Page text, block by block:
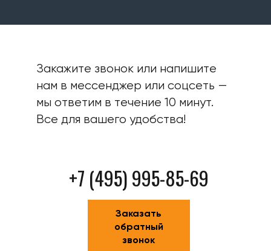
Закажите звонок или напишите
нам в мессенджер или соцсеть —
мы ответим в течение 10 минут.
Все для вашего удобства!
+7 (495) 995-85-69
Заказать
обратный
звонок